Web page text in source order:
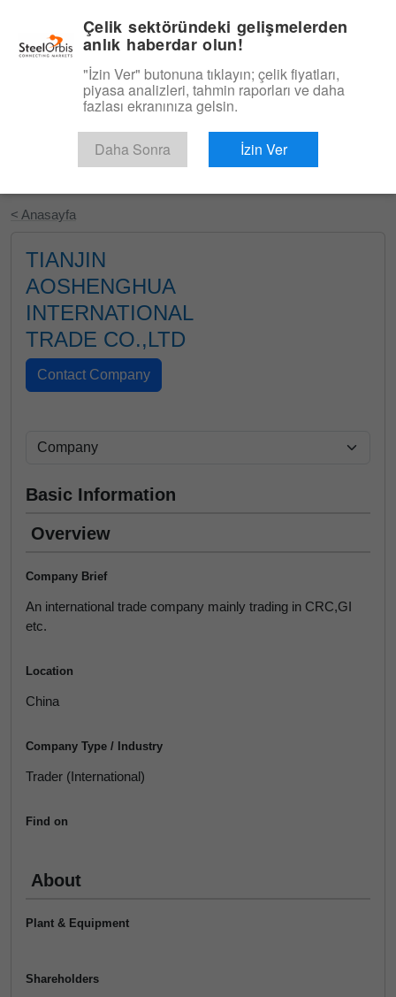
Ücretsiz Deneyin
< Anasayfa
TIANJIN
AOSHENGHUA
INTERNATIONAL
TRADE CO.,LTD
Basic Information
Overview
Company Brief
An international trade company mainly trading in CRC,GI
etc.
Location
China
Company Type / Industry
Trader (International)
Find on
About
Plant & Equipment
Shareholders
Çelik sektöründeki gelişmelerden
anlık haberdar olun!
"İzin Ver" butonuna tıklayın; çelik fiyatları,
piyasa analizleri, tahmin raporları ve daha
fazlası ekranınıza gelsin.
Daha Sonra İzin Ver